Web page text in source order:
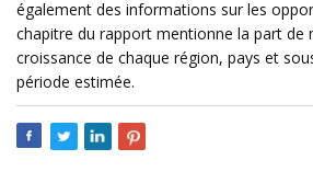
également des informations sur les
chapitre du rapport mentionne la part de
croissance de chaque région, pays et
période estimée.